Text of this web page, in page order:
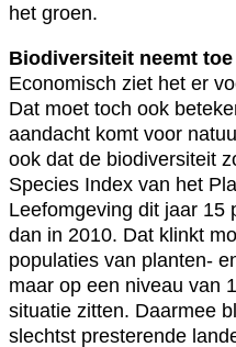
het groen.
Biodiversiteit neemt toe
Economisch ziet het er
Dat moet toch ook
aandacht komt voor
ook dat de biodiversiteit
Species Index van het
Leefomgeving dit jaar 15
dan in 2010. Dat klinkt
populaties van planten-
maar op een niveau van
situatie zitten. Daarmee
slechtst presterende